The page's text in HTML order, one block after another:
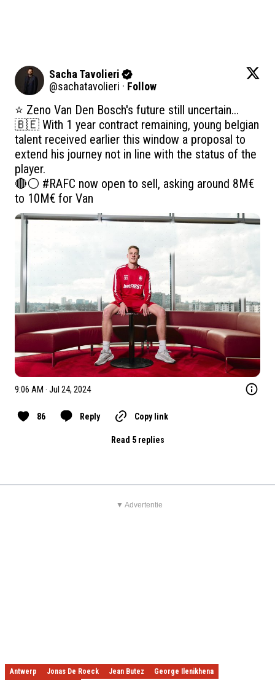
Sacha Tavolieri
@sachatavolieri · Follow
⭐️ Zeno Van Den Bosch's future still uncertain...
🇧🇪 With 1 year contract remaining, young belgian
talent received earlier this window a proposal to
extend his journey not in line with the status of the
player.
🔴⚪️ #RAFC now open to sell, asking around 8M€
to 10M€ for Van
9:06 AM · Jul 24, 2024
86 Reply Copy link
Read 5 replies
▼ Advertentie
Antwerp Jonas De Roeck Jean Butez George Ilenikhena